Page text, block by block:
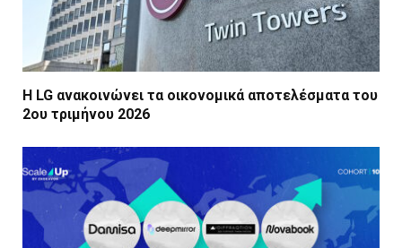
Η LG ανακοινώνει τα οικονομικά αποτελέσματα του
2ου τριμήνου 2026